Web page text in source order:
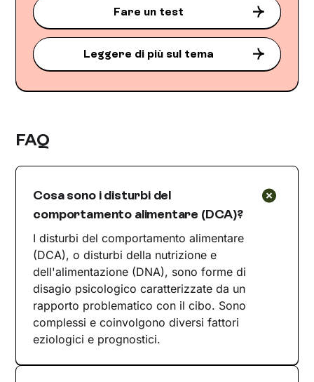
Fare un test
Leggere di più sul tema
FAQ
Cosa sono i disturbi del
comportamento alimentare (DCA)?
I disturbi del comportamento alimentare
(DCA), o disturbi della nutrizione e
dell'alimentazione (DNA), sono forme di
disagio psicologico caratterizzate da un
rapporto problematico con il cibo. Sono
complessi e coinvolgono diversi fattori
eziologici e prognostici.